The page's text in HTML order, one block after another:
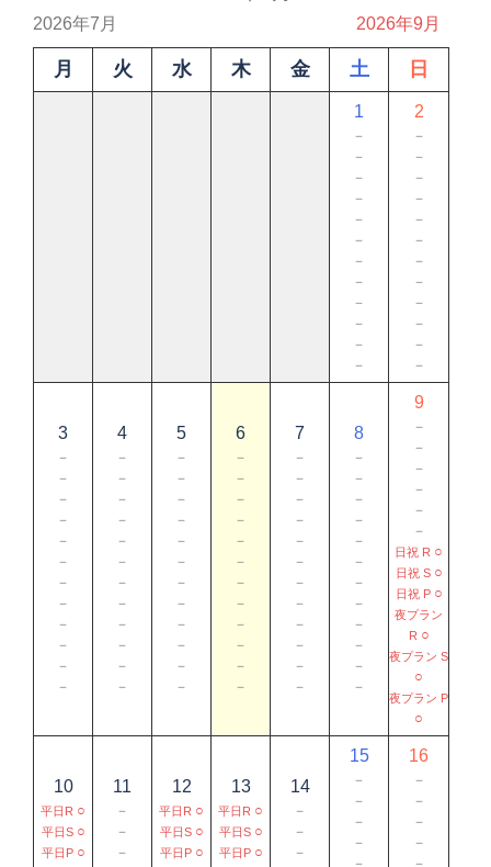
2026年7月 2026年9月
月 火 水 木 金 土 日
1
－
－
－
－
－
－
－
－
－
－
－
－
2
－
－
－
－
－
－
－
－
－
－
－
－
3
－
－
－
－
－
－
－
－
－
－
－
－
4
－
－
－
－
－
－
－
－
－
－
－
－
5
－
－
－
－
－
－
－
－
－
－
－
－
6
－
－
－
－
－
－
－
－
－
－
－
－
7
－
－
－
－
－
－
－
－
－
－
－
－
8
－
－
－
－
－
－
－
－
－
－
－
－
9
－
－
－
－
－
－
日祝 R ○
日祝 S ○
日祝 P ○
夜プラン
R ○
夜プラン S
○
夜プラン P
○
10
平日R ○
平日S ○
平日P ○
11
－
－
－
12
平日R ○
平日S ○
平日P ○
13
平日R ○
平日S ○
平日P ○
14
－
－
－
15
－
－
－
－
－
16
－
－
－
－
－